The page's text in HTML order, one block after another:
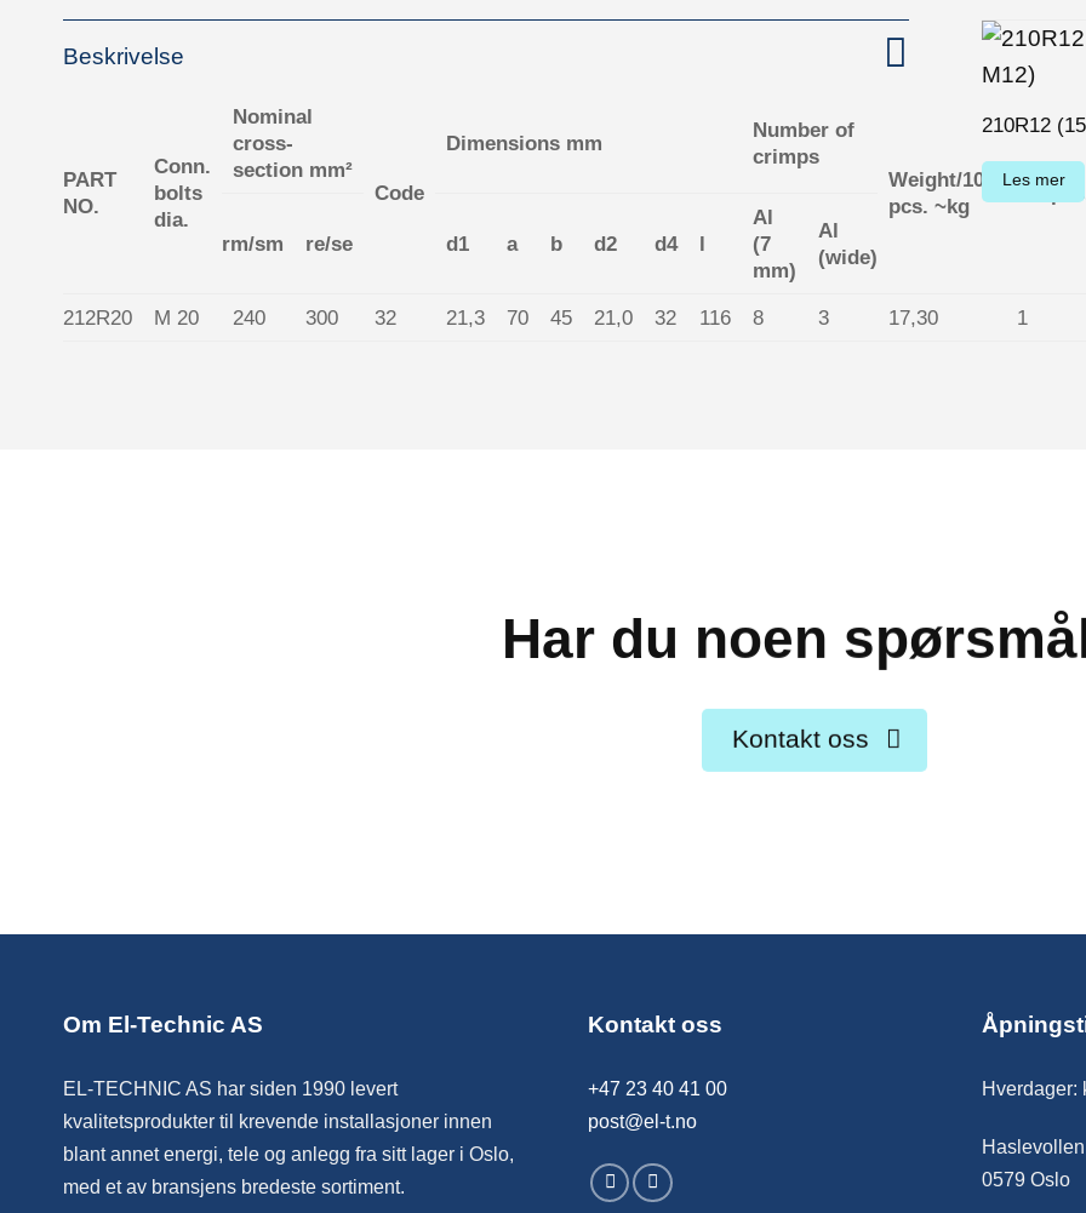
Beskrivelse
PART
NO.
Conn.
bolts
dia.
Nominal
cross-
section mm²
Code
Dimensions mm
Number of
crimps
Weight/100
pcs. ~kg
PU/
rm/sm re/se d1 a b d2 d4 l
Al
(7
mm)
Al
(wide)
212R20 M 20 240 300 32 21,3 70 45 21,0 32 116 8 3 17,30 1
210R12
Les mer
Har du noen
Kontakt oss
Om El-Technic AS
EL-TECHNIC AS har siden 1990 levert
kvalitetsprodukter til krevende installasjoner innen
blant annet energi, tele og anlegg fra sitt lager i Oslo,
med et av bransjens bredeste sortiment.
Kontakt oss
+47 23 40 41 00
post@el-t.no
Hverdager:
0579 Oslo